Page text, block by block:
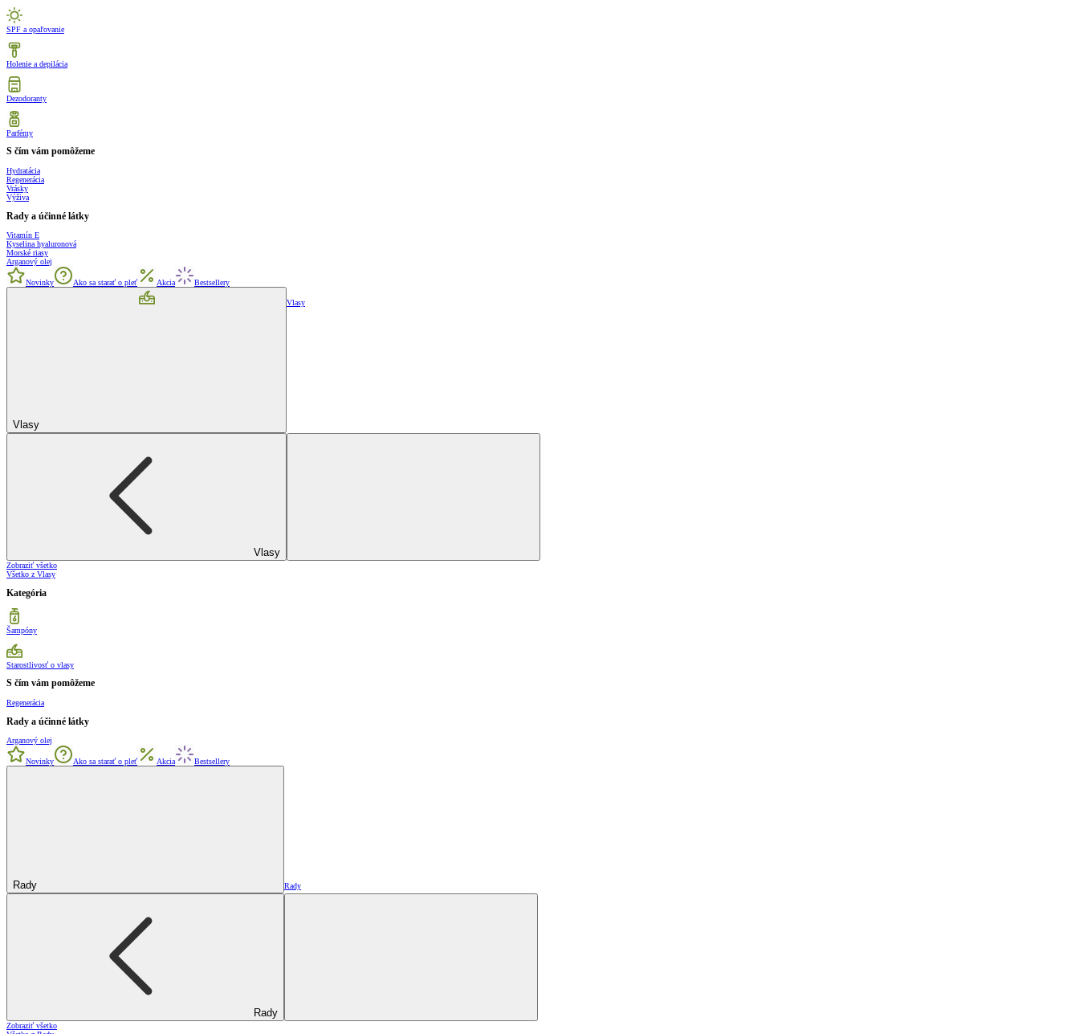
SPF a opaľovanie
Holenie a depilácia
Dezodoranty
Parfémy
S čím vám pomôžeme
Hydratácia
Regenerácia
Vrásky
Výživa
Rady a účinné látky
Vitamín E
Kyselina hyaluronová
Morské riasy
Arganový olej
Novinky Ako sa starať o pleť Akcia Bestsellery
Vlasy
Vlasy
Vlasy
Zobraziť všetko
Všetko z Vlasy
Kategória
Šampóny
Starostlivosť o vlasy
S čím vám pomôžeme
Regenerácia
Rady a účinné látky
Arganový olej
Novinky Ako sa starať o pleť Akcia Bestsellery
Rady Rady
Rady
Zobraziť všetko